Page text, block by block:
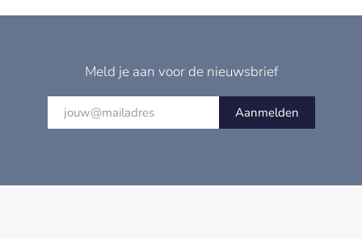
Meld je aan voor de nieuwsbrief
Aanmelden